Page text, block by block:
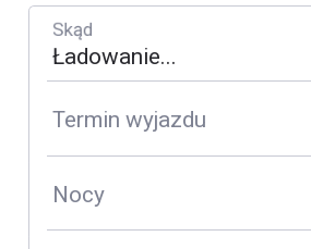
Skąd
Termin wyjazdu
Nocy